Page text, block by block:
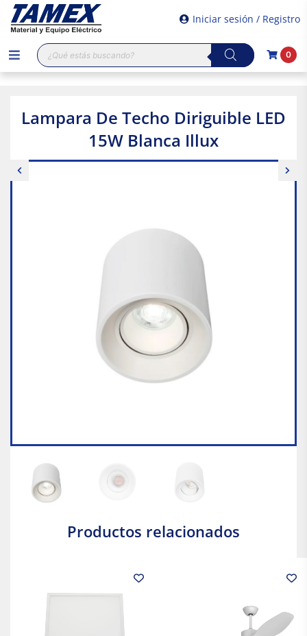
Iniciar sesión / Registro
Búsqueda
de
productos
0
Lampara De Techo Diriguible LED
15W Blanca Illux
Productos relacionados